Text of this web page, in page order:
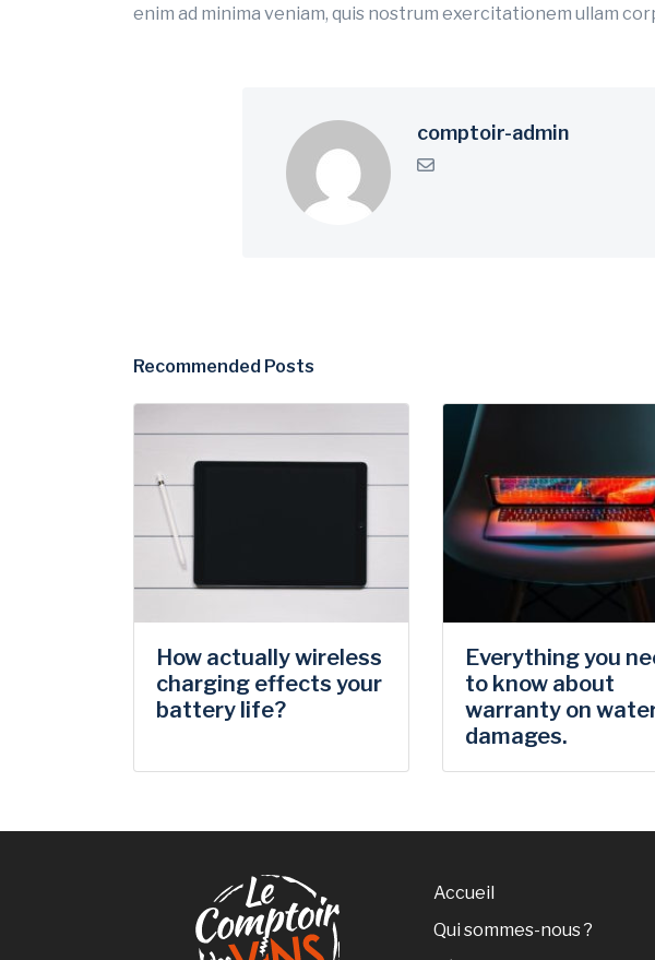
enim ad minima veniam, quis nostrum exercitationem ullam
comptoir-admin
Recommended Posts
How actually wireless
charging effects your
battery life?
Everything you
to know about
warranty on
damages.
Accueil
Qui sommes-nous ?